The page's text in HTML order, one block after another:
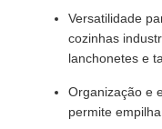
Versatilidade
cozinhas
lanchonetes e
Organização e
permite